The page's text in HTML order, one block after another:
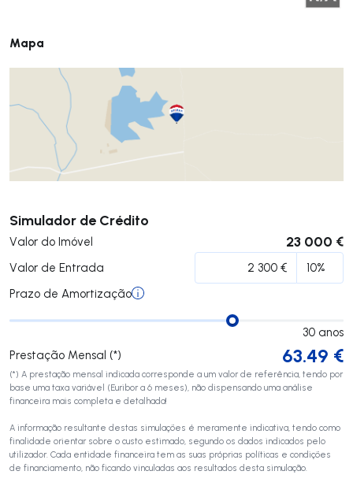
Mapa
Simulador de Crédito
Valor do Imóvel 23 000 €
Valor de Entrada
Prazo de Amortização
30 anos
Prestação Mensal (*)
63.49 €
(*) A prestação mensal indicada corresponde a um valor de referência, tendo por
base uma taxa variável (Euribor a 6 meses), não dispensando uma análise
financeira mais completa e detalhada!
A informação resultante destas simulações é meramente indicativa, tendo como
finalidade orientar sobre o custo estimado, segundo os dados indicados pelo
utilizador. Cada entidade financeira tem as suas próprias políticas e condições
de financiamento, não ficando vinculadas aos resultados desta simulação.
Submeter